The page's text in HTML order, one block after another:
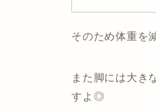
そのため体重を
また脚には大き
すよ◎